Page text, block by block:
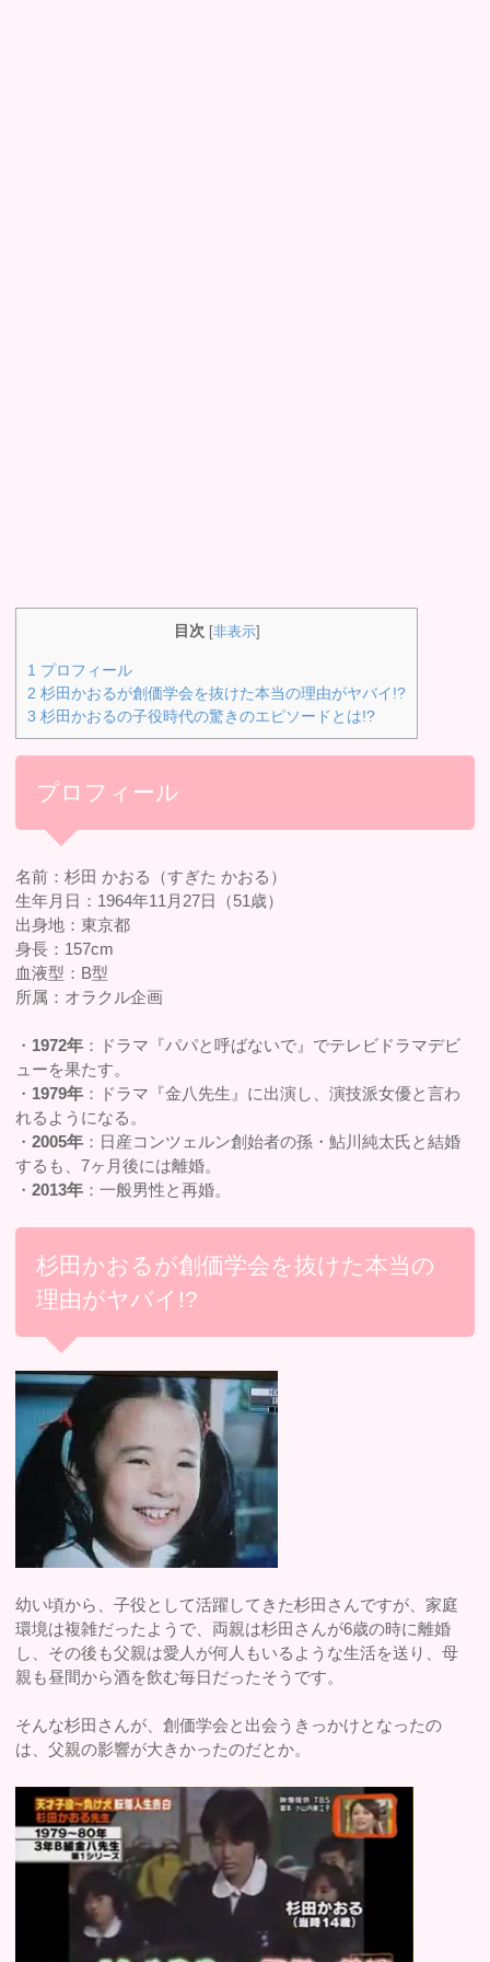
目次 [非表示]
1 プロフィール
2 杉田かおるが創価学会を抜けた本当の理由がヤバイ!?
3 杉田かおるの子役時代の驚きのエピソードとは!?
プロフィール
名前：杉田 かおる（すぎた かおる）
生年月日：1964年11月27日（51歳）
出身地：東京都
身長：157cm
血液型：B型
所属：オラクル企画
・ 1972年 ：ドラマ『パパと呼ばないで』でテレビドラマデビ
ューを果たす。
・ 1979年 ：ドラマ『金八先生』に出演し、演技派女優と言わ
れるようになる。
・2005年 ：日産コンツェルン創始者の孫・鮎川純太氏と結婚
するも、7ヶ月後には離婚。
・2013年 ：一般男性と再婚。
杉田かおるが創価学会を抜けた本当の
理由がヤバイ!?
幼い頃から、子役として活躍してきた杉田さんですが、家庭
環境は複雑だったようで、両親は杉田さんが6歳の時に離婚
し、その後も父親は愛人が何人もいるような生活を送り、母
親も昼間から酒を飲む毎日だったそうです。
そんな杉田さんが、創価学会と出会うきっかけとなったの
は、父親の影響が大きかったのだとか。